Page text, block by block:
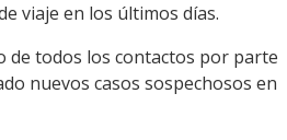
viaje en los últimos días.
de todos los contactos por parte
nuevos casos sospechosos en